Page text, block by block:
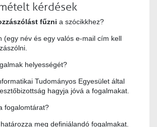
kérdések
fűzni a szócikkhez?
(egy név és egy valós e-mail cím kell
helyességét?
Tudományos Egyesület által
hagyja jóvá a fogalmakat.
fogalomtárat?
meg definiálandó fogalmakat.